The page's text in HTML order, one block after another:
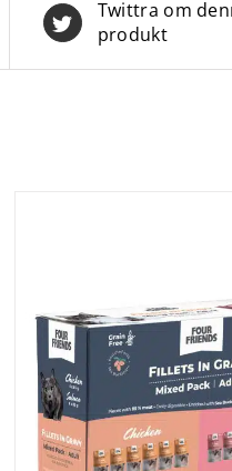
Twittra om
produkt